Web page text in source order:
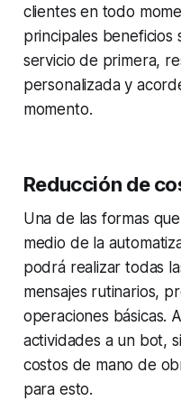
clientes en todo
principales
servicio de primera,
personalizada y
momento.
Reducción de
Una de las formas
medio de la
podrá realizar todas
mensajes rutinarios,
operaciones básicas.
actividades a un bot,
costos de mano de
para esto.